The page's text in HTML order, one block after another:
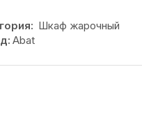
Шкаф жарочный
Abat